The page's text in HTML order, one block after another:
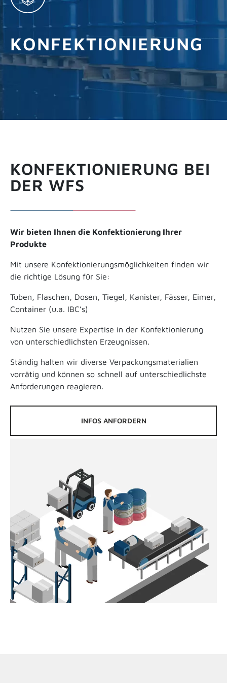
INFOS ANFORDERN
KONFEKTIONIERUNG
KONFEKTIONIERUNG BEI
DER WFS
Wir bieten Ihnen die Konfektionierung Ihrer
Produkte
Mit unsere Konfektionierungsmöglichkeiten finden wir
die richtige Lösung für Sie:
Tuben, Flaschen, Dosen, Tiegel, Kanister, Fässer, Eimer,
Container (u.a. IBC’s)
Nutzen Sie unsere Expertise in der Konfektionierung
von unterschiedlichsten Erzeugnissen.
Ständig halten wir diverse Verpackungsmaterialien
vorrätig und können so schnell auf unterschiedlichste
Anforderungen reagieren.
INFOS ANFORDERN